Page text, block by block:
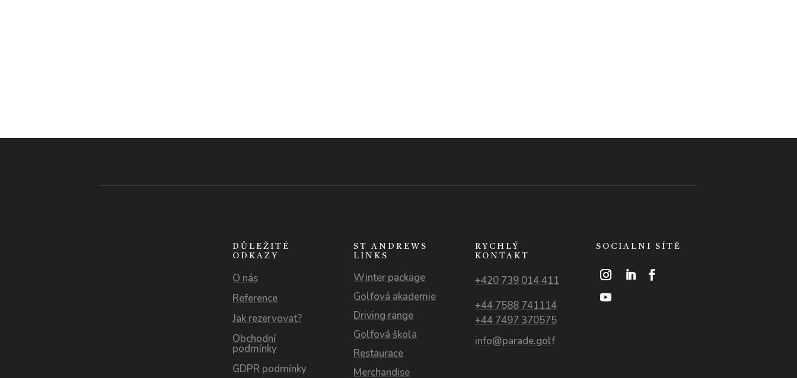
DŮLEŽITÉ
ODKAZY
O nás
Reference
Jak rezervovat?
Obchodní
podmínky
GDPR podmínky
ST ANDREWS
LINKS
Winter package
Golfová akademie
Driving range
Golfová škola
Restaurace
Merchandise
RYCHLÝ
KONTAKT
+420 739 014 411
+44 7588 741114
+44 7497 370575
info@parade.golf
SOCIALNI SÍTĚ